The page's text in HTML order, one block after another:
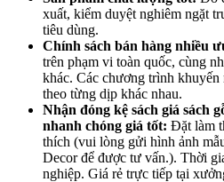
xuất, kiểm duyệt nghiêm ngặt
tiêu dùng.
Chính sách bán hàng nhiều
trên phạm vi toàn quốc, cùng
khác. Các chương trình
theo từng dịp khác nhau.
Nhận đóng kệ sách giá sách
nhanh chóng giá tốt: Đặt làm
thích (vui lòng gửi hình ảnh
Decor để được tư vấn.). Thời
nghiệp. Giá rẻ trực tiếp tại